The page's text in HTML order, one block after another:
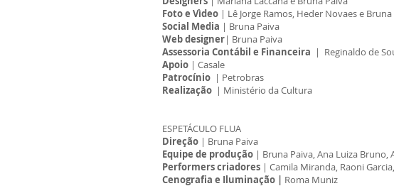
Foto e Vìdeo | Lê Jorge Ramos, Heder Novaes e
Social Media | Bruna Paiva
Web designer| Bruna Paiva
Assessoria Contábil e Financeira | Reginaldo de
Apoio | Casale
Patrocínio | Petrobras
Realização | Ministério da Cultura
ESPETÁCULO FLUA
Direção | Bruna Paiva
Equipe de produção | Bruna Paiva, Ana Luiza Bruno,
Performers criadores | Camila Miranda, Raoni
Cenografia e Iluminação | Roma Muniz